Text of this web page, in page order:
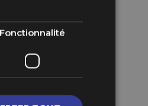
Fonctionnalité